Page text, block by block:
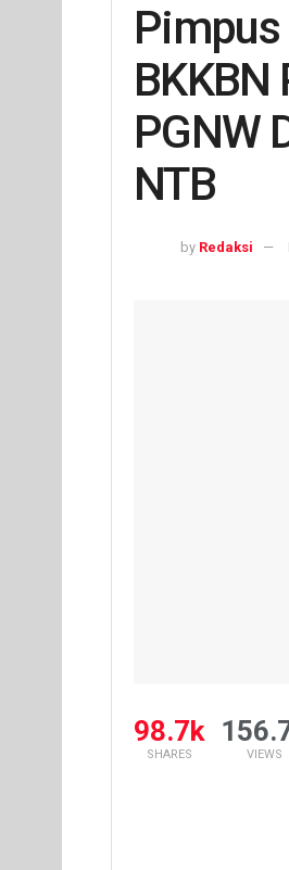
Pimpus
BKKBN
PGNW
NTB
by Redaksi
98.7k
SHARES VIEWS